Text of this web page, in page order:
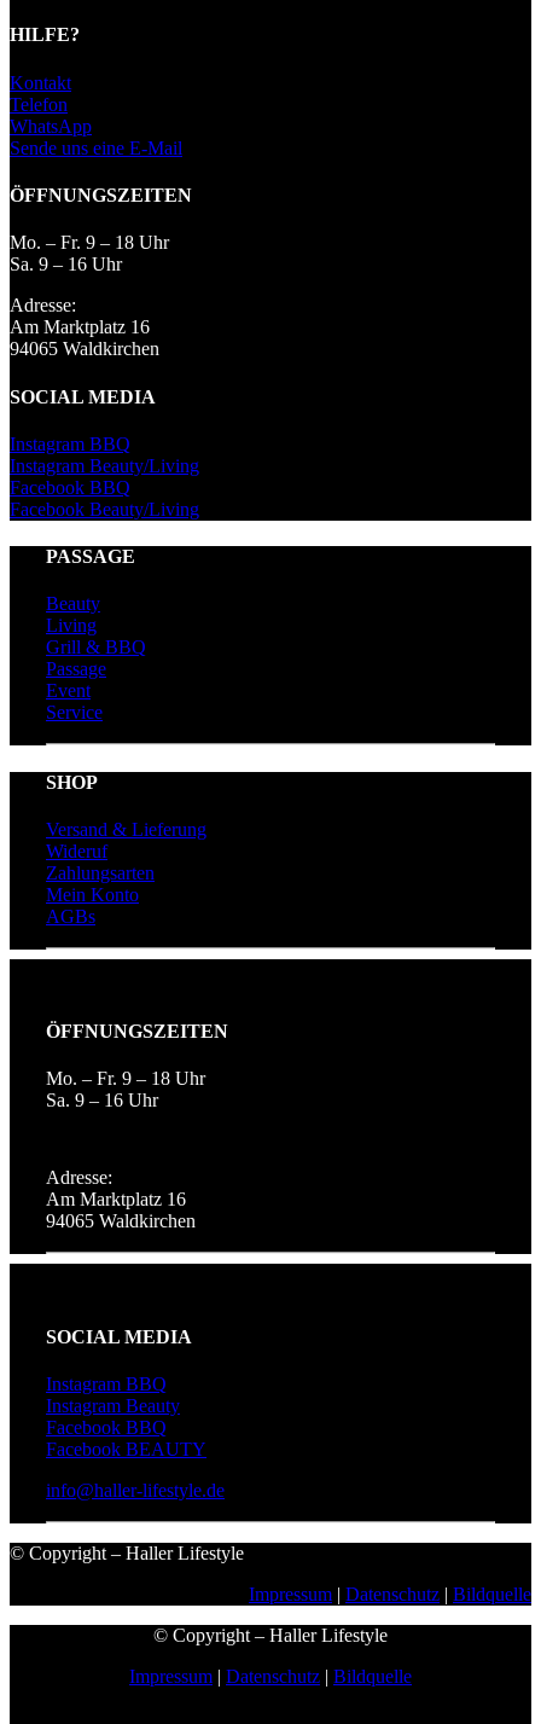
HILFE?
Kontakt
Telefon
WhatsApp
Sende uns eine E-Mail
ÖFFNUNGSZEITEN
Mo. – Fr. 9 – 18 Uhr
Sa. 9 – 16 Uhr
Adresse:
Am Marktplatz 16
94065 Waldkirchen
SOCIAL MEDIA
Instagram BBQ
Instagram Beauty/Living
Facebook BBQ
Facebook Beauty/Living
PASSAGE
Beauty
Living
Grill & BBQ
Passage
Event
Service
SHOP
Versand & Lieferung
Wideruf
Zahlungsarten
Mein Konto
AGBs
ÖFFNUNGSZEITEN
Mo. – Fr. 9 – 18 Uhr
Sa. 9 – 16 Uhr
Adresse:
Am Marktplatz 16
94065 Waldkirchen
SOCIAL MEDIA
Instagram BBQ
Instagram Beauty
Facebook BBQ
Facebook BEAUTY
info@haller-lifestyle.de
© Copyright – Haller Lifestyle
Impressum | Datenschutz | Bildquelle
© Copyright – Haller Lifestyle
Impressum | Datenschutz | Bildquelle